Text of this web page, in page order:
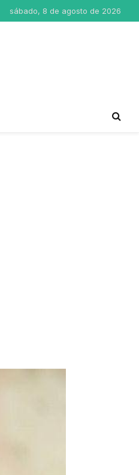
sábado, 8 de agosto de 2026